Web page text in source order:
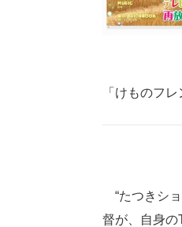
「けものフ
“たつきシ
督が、自身の